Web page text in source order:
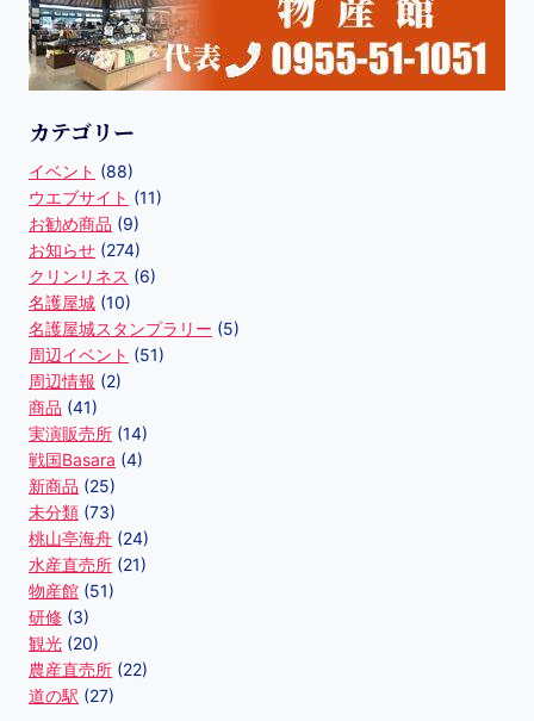
カテゴリー
イベント (88)
ウエブサイト (11)
お勧め商品 (9)
お知らせ (274)
クリンリネス (6)
名護屋城 (10)
名護屋城スタンプラリー (5)
周辺イベント (51)
周辺情報 (2)
商品 (41)
実演販売所 (14)
戦国Basara (4)
新商品 (25)
未分類 (73)
桃山亭海舟 (24)
水産直売所 (21)
物産館 (51)
研修 (3)
観光 (20)
農産直売所 (22)
道の駅 (27)